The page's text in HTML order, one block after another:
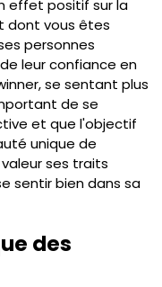
effet positif sur la
dont vous êtes
personnes
leur confiance en
se sentant plus
de se
et que l'objectif
unique de
ses traits
sentir bien dans sa
des